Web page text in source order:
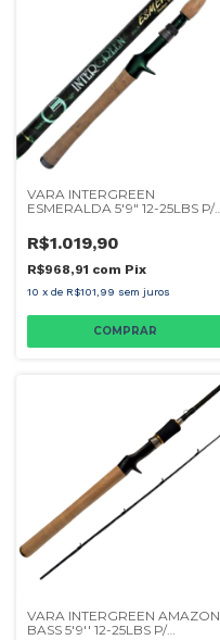
VARA INTERGREEN
ESMERALDA 5'9" 12-25LBS P/
R$1.019,90
R$968,91 com Pix
10 x de R$101,99 sem juros
VARA INTERGREEN AMAZON
BASS 5'9'' 12-25LBS P/